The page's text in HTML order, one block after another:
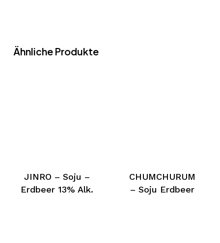
Ähnliche Produkte
JINRO – Soju –
Erdbeer 13% Alk.
CHUMCHURUM
– Soju Erdbeer